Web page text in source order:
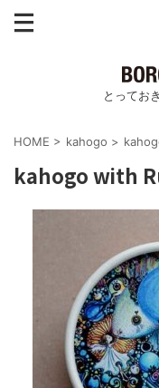
とってお
HOME > kahogo >
kahogo with